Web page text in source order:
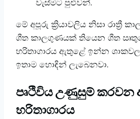
වැස්මට පුළුවන්.
​මේ අපූරු ක්‍රියාවලිය නිසා රාත්‍රී
ශීත කාලගුණයක් තියෙන ශීත
හරිතාගාරය ඇතුළේ ඉන්න
ඉතාම හොඳින් ලැබෙනවා.
​පෘථිවිය උණුසුම් කරවන
හරිතාගාරය